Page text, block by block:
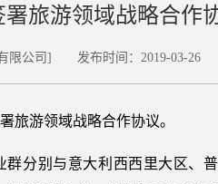
旅游领域战略合作
限公司] 发布时间：2019-03-26
旅游领域战略合作协议。
分别与意大利西西里大区、